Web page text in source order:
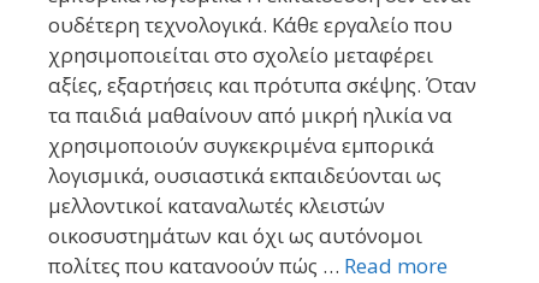
ουδέτερη τεχνολογικά. Κάθε εργαλείο που
χρησιμοποιείται στο σχολείο μεταφέρει
αξίες, εξαρτήσεις και πρότυπα σκέψης. Όταν
τα παιδιά μαθαίνουν από μικρή ηλικία να
χρησιμοποιούν συγκεκριμένα εμπορικά
λογισμικά, ουσιαστικά εκπαιδεύονται ως
μελλοντικοί καταναλωτές κλειστών
οικοσυστημάτων και όχι ως αυτόνομοι
πολίτες που κατανοούν πώς … Read more